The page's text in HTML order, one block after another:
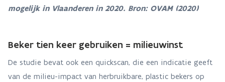
mogelijk in Vlaanderen in 2020. Bron: OVAM (2020)
Beker tien keer gebruiken = milieuwinst
De studie bevat ook een quickscan, die een indicatie geeft
van de milieu-impact van herbruikbare, plastic bekers op